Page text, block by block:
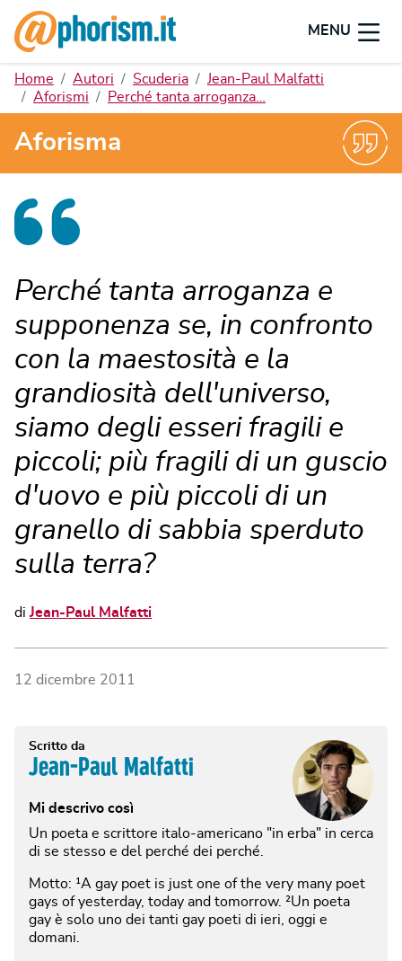
MENU
Home Autori Scuderia
Jean-Paul Malfatti
Aforismi
Perché tanta arroganza…
Aforisma
Perché tanta arroganza e
supponenza se, in confronto
con la maestosità e la
grandiosità dell'universo,
siamo degli esseri fragili e
piccoli; più fragili di un guscio
d'uovo e più piccoli di un
granello di sabbia sperduto
sulla terra?
di Jean-Paul Malfatti
12 dicembre 2011
Scritto da
Jean-Paul Malfatti
Mi descrivo così
Un poeta e scrittore italo-americano "in erba" in cerca
di se stesso e del perché dei perché.
Motto: ¹A gay poet is just one of the very many poet
gays of yesterday, today and tomorrow. ²Un poeta
gay è solo uno dei tanti gay poeti di ieri, oggi e
domani.